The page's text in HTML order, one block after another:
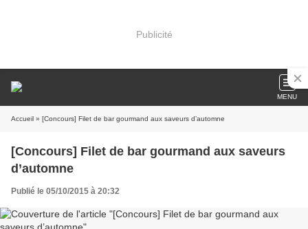
Publicité
MENU
Accueil » [Concours] Filet de bar gourmand aux saveurs d’automne
[Concours] Filet de bar gourmand aux saveurs
d’automne
Publié le 05/10/2015 à 20:32